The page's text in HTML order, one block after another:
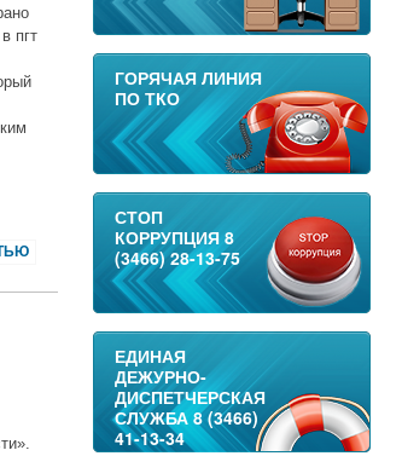
пгт
ГОРЯЧАЯ ЛИНИЯ
ПО ТКО
СТОП
КОРРУПЦИЯ 8
(3466) 28-13-75
ЕДИНАЯ
ДЕЖУРНО-
ДИСПЕТЧЕРСКАЯ
СЛУЖБА 8 (3466)
41-13-34